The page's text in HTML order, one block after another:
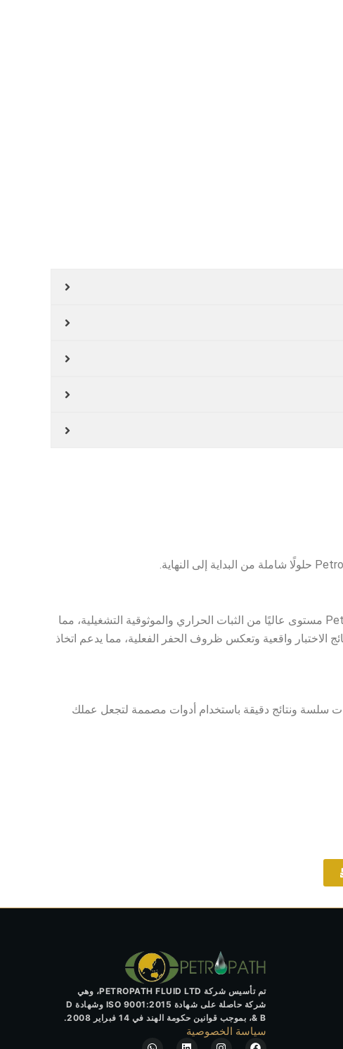
إن دقة اختبارات سوائل الحفر تبدأ دائمًا بالتحكم الصحيح في درجة الحرارة. يوفر الكوب الحراري من Petropath Fluids Limited مستوى عاليًا من الثبات الحراري والموثوقية التشغيلية، مما
الاختبار واقعية وتعكس ظروف الحفر الفعلية، مما يدعم اتخاذ
سلسة ونتائج دقيقة باستخدام أدوات مصممة لتجعل عملك
تم تأسيس شركة PETROPATH FLUID LTD، وهي
شركة حاصلة على شهادة ISO 9001:2015 وشهادة D
& B، بموجب قوانين حكومة الهند في 14 فبراير 2008.
سياسة الخصوصية
F
I
L
W